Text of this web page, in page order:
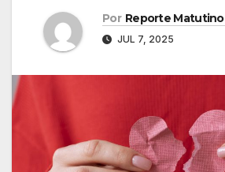
Por Reporte Matutino
JUL 7, 2025